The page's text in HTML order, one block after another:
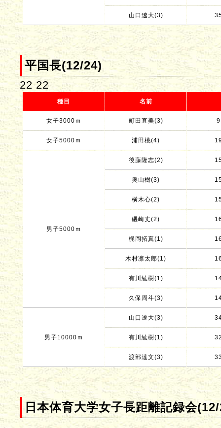
山口遼大(3)
平国長(12/24)
22 22
種目 名前
女子3000ｍ 町田直美(3)
女子5000ｍ 浦田桃(4)
男子5000ｍ
後藤隆志(2)
奥山樹(3)
横木心(2)
磯崎丈(2)
梶岡拓真(1)
木村凛太郎(1)
有川紘樹(1)
久保周斗(3)
男子10000ｍ
山口遼大(3)
有川紘樹(1)
渡部達文(3)
日本体育大学女子長距離記録会